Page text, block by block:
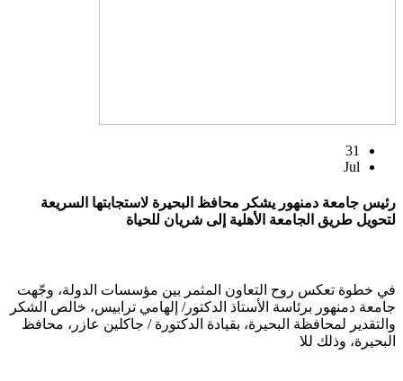
31
Jul
رئيس جامعة دمنهور يشكر محافظ البحيرة لاستجابتها السريعة
لتحويل طريق الجامعة الأهلية إلى شريان للحياة
في خطوة تعكس روح التعاون المثمر بين مؤسسات الدولة، وجّهت
جامعة دمنهور برئاسة الأستاذ الدكتور/ إلهامي ترابيس، خالص الشكر
والتقدير لمحافظة البحيرة، بقيادة الدكتورة / جاكلين عازر، محافظ
البحيرة، وذلك للا